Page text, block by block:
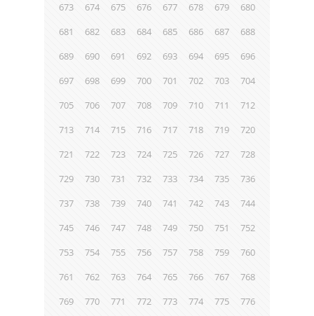
673
674 675 676 677 678 679
680
681
682 683 684 685 686 687
688
689
690 691 692 693 694 695
696
697
698 699 700 701 702 703
704
705
706 707 708 709 710 711
712
713
714 715 716 717 718 719
720
721
722 723 724 725 726 727
728
729
730 731 732 733 734 735
736
737
738 739 740 741 742 743
744
745
746 747 748 749 750 751
752
753
754 755 756 757 758 759
760
761
762 763 764 765 766 767
768
769
770 771 772 773 774 775
776